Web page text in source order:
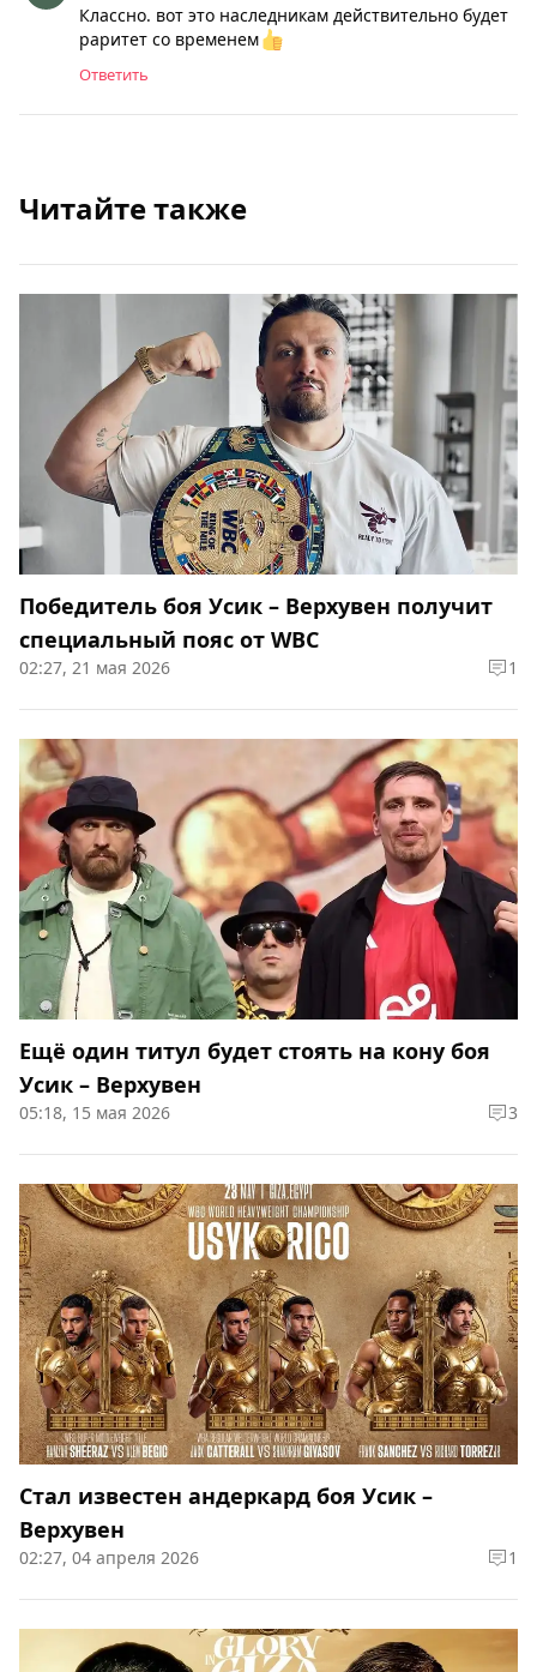
Классно. вот это наследникам действительно будет
раритет со временем
Ответить
Читайте также
Победитель боя Усик – Верхувен получит
специальный пояс от WBC
02:27, 21 мая 2026 1
Ещё один титул будет стоять на кону боя
Усик – Верхувен
05:18, 15 мая 2026 3
Стал известен андеркард боя Усик –
Верхувен
02:27, 04 апреля 2026 1